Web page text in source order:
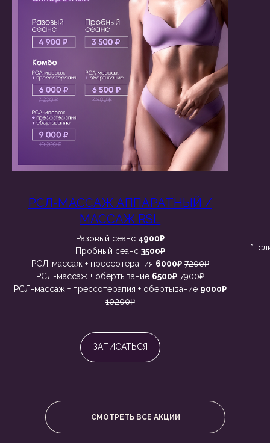
РСЛ-МАССАЖ АППАРАТНЫЙ /
МАССАЖ RSL
Разовый сеанс 4900₽
Пробный сеанс 3500₽
РСЛ-массаж + прессотерапия 6000₽ 7200₽
РСЛ-массаж + обертывание 6500₽ 7900₽
РСЛ-массаж + прессотерапия + обертывание 9000₽
10200₽
ЗАПИСАТЬСЯ
СМОТРЕТЬ ВСЕ АКЦИИ